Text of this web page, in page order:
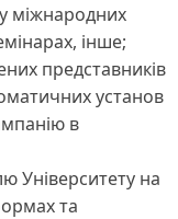
міжнародних
інше;
представників
установ
в
Університету на
та